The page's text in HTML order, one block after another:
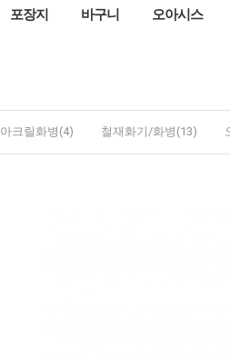
포장지 바구니 오아시스
아크릴화병(4) 철재화기/화병(13)